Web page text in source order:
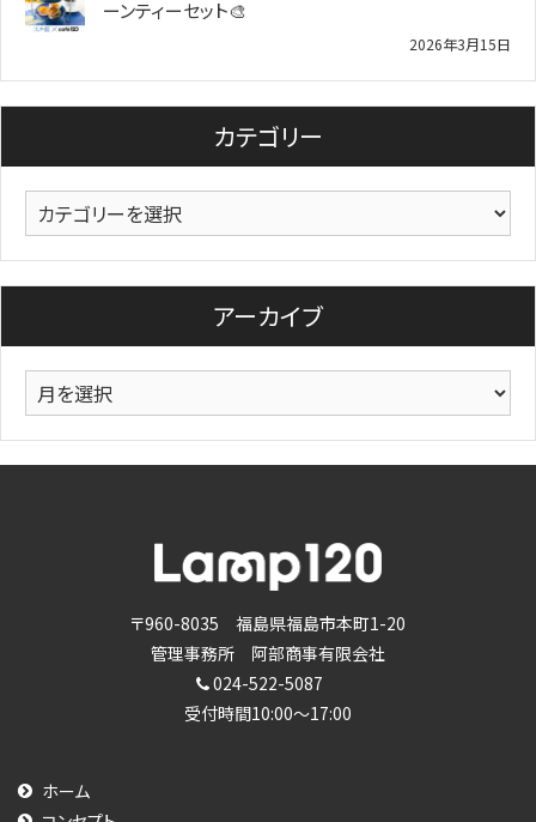
ーンティーセット🎨
2026年3月15日
カテゴリー
カ
テ
アーカイブ
ー
〒960-8035 福島県福島市本町1-20
管理事務所 阿部商事有限会社
024-522-5087
受付時間10:00～17:00
ホーム